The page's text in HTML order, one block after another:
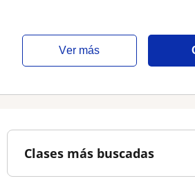
ver más
Clases más buscadas